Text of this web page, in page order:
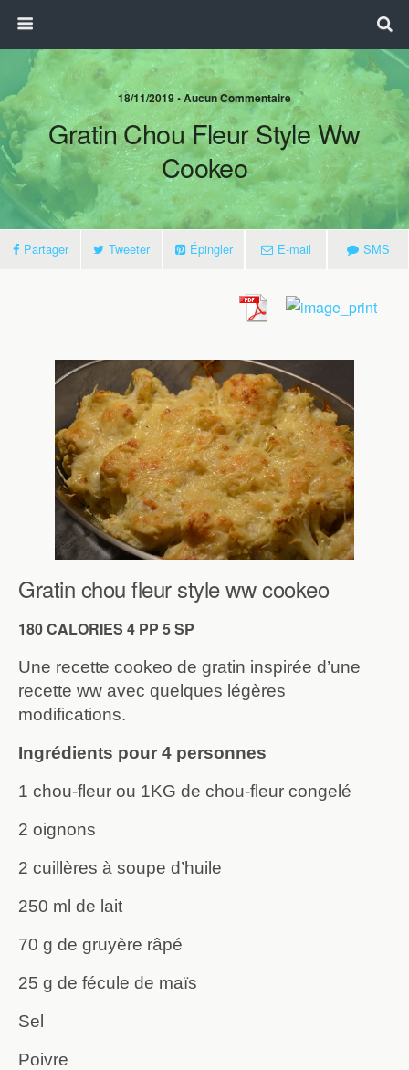
18/11/2019 • Aucun Commentaire
Gratin Chou Fleur Style Ww
Cookeo
Partager Tweeter Épingler E-mail SMS
Gratin chou fleur style ww cookeo
180 CALORIES 4 PP 5 SP
Une recette cookeo de gratin inspirée d’une
recette ww avec quelques légères
modifications.
Ingrédients pour 4 personnes
1 chou-fleur ou 1KG de chou-fleur congelé
2 oignons
2 cuillères à soupe d’huile
250 ml de lait
70 g de gruyère râpé
25 g de fécule de maïs
Sel
Poivre